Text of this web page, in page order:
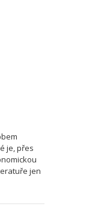
je, přes
jen